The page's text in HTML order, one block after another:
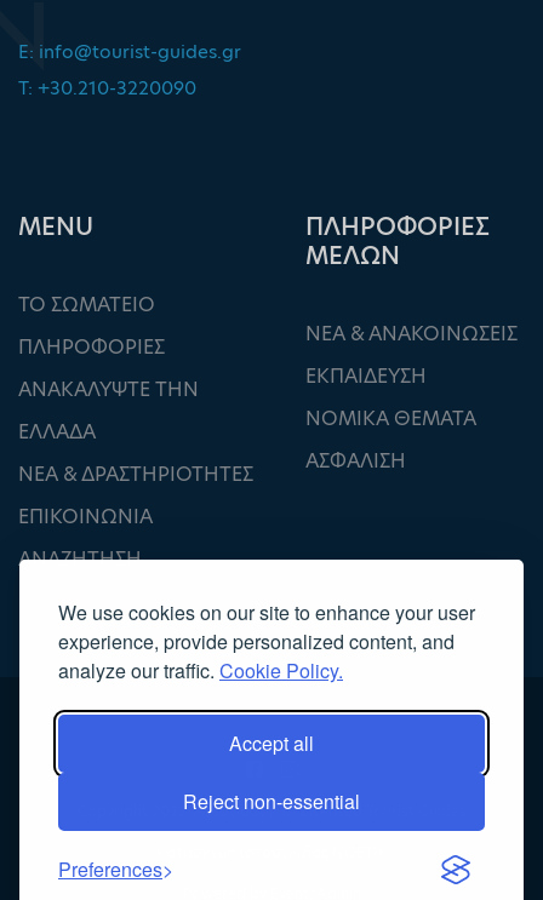
We use cookies on our site to enhance your user
experience, provide personalized content, and
analyze our traffic. Cookie Policy.
Accept all
Reject non-essential
Preferences
E: info@tourist-guides.gr
T: +30.210-3220090
ΜΕΝU
ΤΟ ΣΩΜΑΤΕΙΟ
ΠΛΗΡΟΦΟΡΙΕΣ
ΑΝΑΚΑΛΥΨΤΕ ΤΗΝ
ΕΛΛΑΔΑ
ΝΕΑ & ΔΡΑΣΤΗΡΙΟΤΗΤΕΣ
ΕΠΙΚΟΙΝΩΝΙΑ
ΑΝΑΖΗΤΗΣΗ
ΠΛΗΡΟΦΟΡΙΕΣ
ΜΕΛΩΝ
ΝΕΑ & ΑΝΑΚΟΙΝΩΣΕΙΣ
ΕΚΠΑΙΔΕΥΣΗ
ΝΟΜΙΚΑ ΘΕΜΑΤΑ
ΑΣΦΑΛΙΣΗ
Copyright 2022, Association of Licensed Tourist Guides